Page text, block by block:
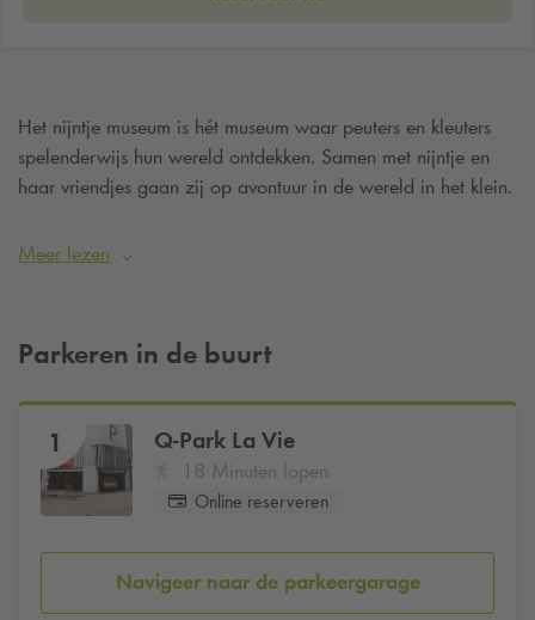
Het nijntje museum is hét museum waar peuters en kleuters
spelenderwijs hun wereld ontdekken. Samen met nijntje en
haar vriendjes gaan zij op avontuur in de wereld in het klein.
parkeren? Reserveer dan je parkeerplaats bij
parkeergarage eenvoudig in- en uitrijden op basis van je
kenteken.
Meer lezen
Parkeren in de buurt
1 Q-Park La Vie
18 Minuten lopen
Online reserveren
Navigeer naar de parkeergarage